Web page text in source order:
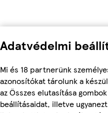
Adatvédelmi
Mi és 18 partnerünk
azonosítókat tárolunk a
az Összes elutasítása
beállításaidat, illetve